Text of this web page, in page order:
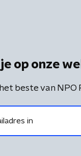
op onze
beste van NPO